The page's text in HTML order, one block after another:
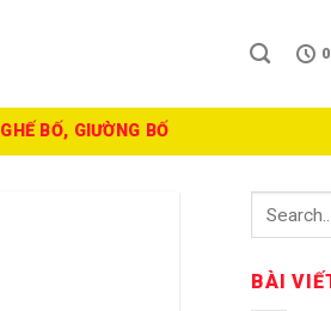
GHẾ BỐ, GIƯỜNG BỐ
BÀI